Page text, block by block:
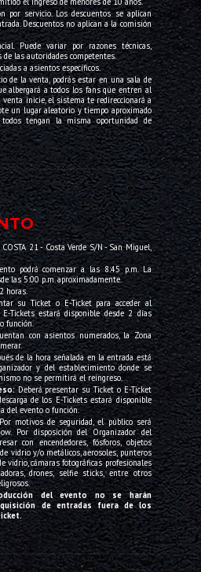
por servicio. Los descuentos se aplican
Descuentos no aplican a la comisión
Puede variar por razones técnicas,
las autoridades competentes.
a asientos específicos.
de la venta, podrás estar en una sala de
albergará a todos los fans que entren al
venta inicie, el sistema te redireccionará a
un lugar aleatorio y tiempo aproximado
tengan la misma oportunidad de
21 - Costa Verde S/N - San Miguel,
podrá comenzar a las 8:45 p.m. La
las 5:00 p.m. aproximadamente.
horas.
su Ticket o E-Ticket para acceder al
Tickets estará disponible desde 2 días
función.
con asientos numerados, la Zona
de la hora señalada en la entrada está
y del establecimiento donde se
no se permitirá el reingreso.
Deberá presentar su Ticket o E-Ticket
de los E-Tickets estará disponible
del evento o función.
motivos de seguridad, el público será
Por disposición del Organizador del
con encendedores, fósforos, objetos
vidrio y/o metálicos, aerosoles, punteros
vidrio, cámaras fotográficas profesionales
drones, selfie sticks, entre otros
del evento no se harán
de entradas fuera de los